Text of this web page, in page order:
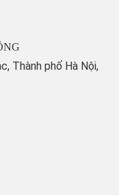
Thành phố Hà Nội,